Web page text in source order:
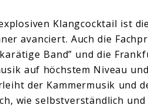
Klangcocktail ist
avanciert. Auch die
Band” und die
auf höchstem Niveau
der Kammermusik und
wie selbstverständlich